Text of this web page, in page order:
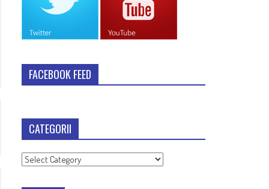
FACEBOOK FEED
CATEGORII
Categorii